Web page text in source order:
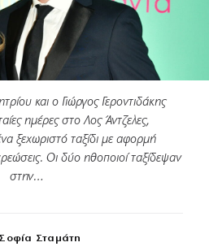
και ο Γιώργος Γεροντιδάκης
ημέρες στο Λος Άντζελες,
ξεχωριστό ταξίδι με αφορμή
Οι δύο ηθοποιοί ταξίδεψαν
στην…
Σοφία Σταμάτη